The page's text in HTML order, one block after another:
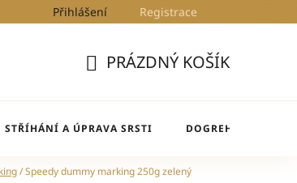
Blog DogRehab
Přihlášení Registrace
KOŠÍK
PRÁZDNÝ KOŠÍK
STŘÍHÁNÍ A ÚPRAVA SRSTI DOGREHAB
/Speedy dummy marking 250g zelený